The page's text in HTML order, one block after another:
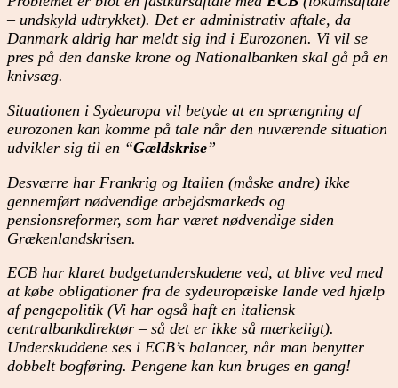
– undskyld udtrykket). Det er administrativ aftale, da
Danmark aldrig har meldt sig ind i Eurozonen. Vi vil se
pres på den danske krone og Nationalbanken skal gå på en
knivsæg.
Situationen i Sydeuropa vil betyde at en sprængning af
eurozonen kan komme på tale når den nuværende situation
udvikler sig til en “Gældskrise”
Desværre har Frankrig og Italien (måske andre) ikke
gennemført nødvendige arbejdsmarkeds og
pensionsreformer, som har været nødvendige siden
Grækenlandskrisen.
ECB har klaret budgetunderskudene ved, at blive ved med
at købe obligationer fra de sydeuropæiske lande ved hjælp
af pengepolitik (Vi har også haft en italiensk
centralbankdirektør – så det er ikke så mærkeligt).
Underskuddene ses i ECB’s balancer, når man benytter
dobbelt bogføring. Pengene kan kun bruges en gang!